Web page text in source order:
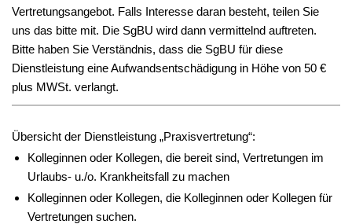
Vertretungsangebot. Falls Interesse daran besteht, teilen Sie
uns das bitte mit. Die SgBU wird dann vermittelnd auftreten.
Bitte haben Sie Verständnis, dass die SgBU für diese
Dienstleistung eine Aufwandsentschädigung in Höhe von 50 €
plus MWSt. verlangt.
Übersicht der Dienstleistung „Praxisvertretung“:
Kolleginnen oder Kollegen, die bereit sind, Vertretungen im
Urlaubs- u./o. Krankheitsfall zu machen
Kolleginnen oder Kollegen, die Kolleginnen oder Kollegen für
Vertretungen suchen.